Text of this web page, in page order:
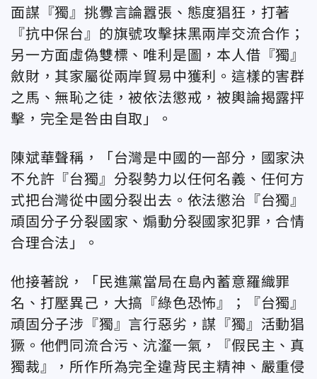
面謀『獨』挑釁言論囂張、態度猖狂，打著
『抗中保台』的旗號攻擊抹黑兩岸交流合作；
另一方面虛偽雙標、唯利是圖，本人借『獨』
斂財，其家屬從兩岸貿易中獲利。這樣的害群
之馬、無恥之徒，被依法懲戒，被輿論揭露抨
擊，完全是咎由自取」。
陳斌華聲稱，「 台灣是中國的一部分，國家決
不允許『台獨』分裂勢力以任何名義、任何方
式把台灣從中國分裂出去。依法懲治『台獨』
頑固分子分裂國家、煽動分裂國家犯罪，合情
合理合法」
。
他接著說，「 民進黨當局在島內蓄意羅織罪
名、打壓異己，大搞『綠色恐怖』；『台獨』
頑固分子涉『獨』言行惡劣，謀『獨』活動猖
獗。他們同流合污、沆瀣一氣，『假民主、真
獨裁』，所作所為完全違背民主精神、嚴重侵